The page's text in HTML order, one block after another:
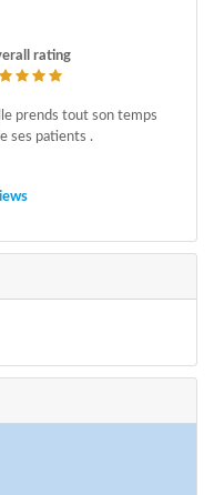
rating
prends tout son temps
ses patients .